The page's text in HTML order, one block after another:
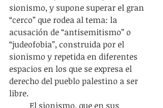
sionismo, y supone superar el gran
“cerco” que rodea al tema: la
acusación de “antisemitismo” o
“judeofobia”, construida por el
sionismo y repetida en diferentes
espacios en los que se expresa el
derecho del pueblo palestino a ser
libre.